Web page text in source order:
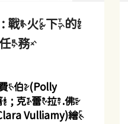
戰火下的
務
伯(Polly
; 克蕾拉.佛
Vulliamy)繪